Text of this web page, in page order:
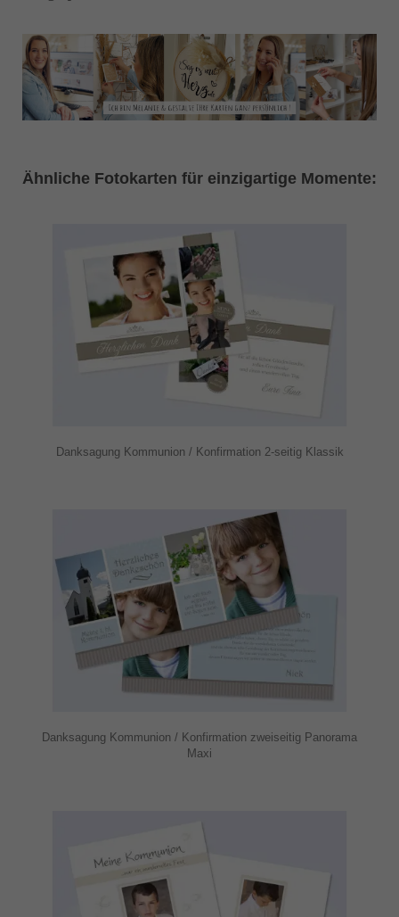
Ähnliche Fotokarten für einzigartige Momente:
Danksagung Kommunion / Konfirmation 2-seitig Klassik
Danksagung Kommunion / Konfirmation zweiseitig Panorama
Maxi